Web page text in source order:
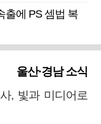
에 PS 셈법 복
울산·경남 소식
, 빛과 미디어로